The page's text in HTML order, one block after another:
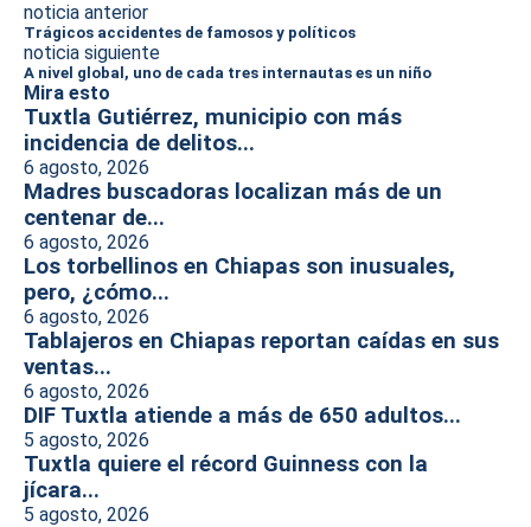
noticia anterior
Trágicos accidentes de famosos y políticos
noticia siguiente
A nivel global, uno de cada tres internautas es un niño
Mira esto
Tuxtla Gutiérrez, municipio con más
incidencia de delitos...
6 agosto, 2026
Madres buscadoras localizan más de un
centenar de...
6 agosto, 2026
Los torbellinos en Chiapas son inusuales,
pero, ¿cómo...
6 agosto, 2026
Tablajeros en Chiapas reportan caídas en sus
ventas...
6 agosto, 2026
DIF Tuxtla atiende a más de 650 adultos...
5 agosto, 2026
Tuxtla quiere el récord Guinness con la
jícara...
5 agosto, 2026